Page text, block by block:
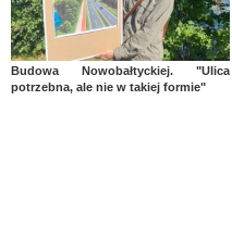
Budowa Nowobałtyckiej. "Ulica
potrzebna, ale nie w takiej formie"